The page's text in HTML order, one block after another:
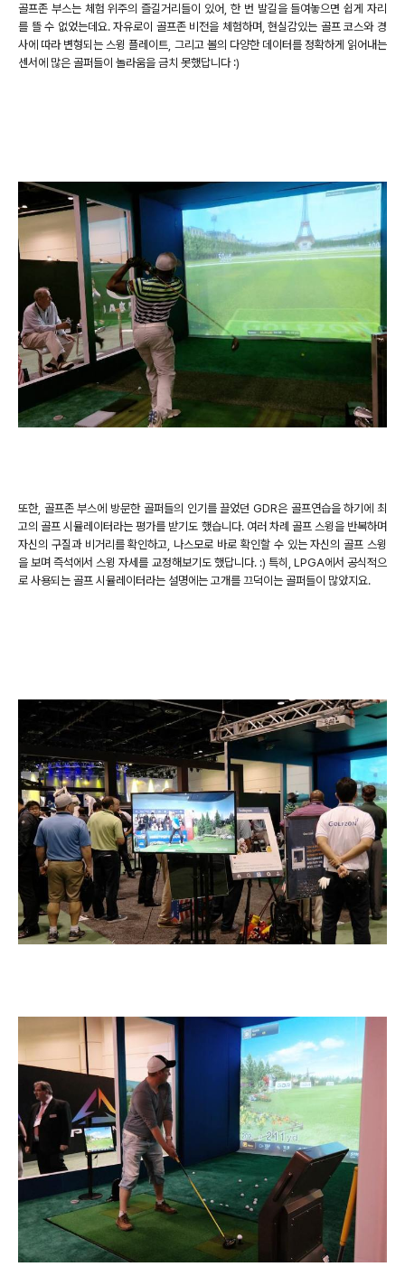
골프존 부스는 체험 위주의 즐길거리들이 있어, 한 번 발길을 들여놓으면 쉽게 자리
를 뜰 수 없었는데요. 자유로이 골프존 비전을 체험하며, 현실감있는 골프 코스와 경
사에 따라 변형되는 스윙 플레이트, 그리고 볼의 다양한 데이터를 정확하게 읽어내는
센서에 많은 골퍼들이 놀라움을 금치 못했답니다 :)
또한, 골프존 부스에 방문한 골퍼들의 인기를 끌었던 GDR은 골프연습을 하기에 최
고의 골프 시뮬레이터라는 평가를 받기도 했습니다. 여러 차례 골프 스윙을 반복하며
자신의 구질과 비거리를 확인하고, 나스모로 바로 확인할 수 있는 자신의 골프 스윙
을 보며 즉석에서 스윙 자세를 교정해보기도 했답니다. :) 특히, LPGA에서 공식적으
로 사용되는 골프 시뮬레이터라는 설명에는 고개를 끄덕이는 골퍼들이 많았지요.